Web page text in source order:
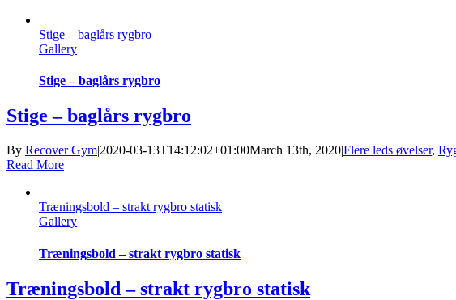
Stige – baglårs rygbro
Gallery
Stige – baglårs rygbro
Stige – baglårs rygbro
By Recover Gym|2020-03-13T14:12:02+01:00March 13th, 2020|Flere leds øvelser,
Read More
Træningsbold – strakt rygbro statisk
Gallery
Træningsbold – strakt rygbro statisk
Træningsbold – strakt rygbro statisk